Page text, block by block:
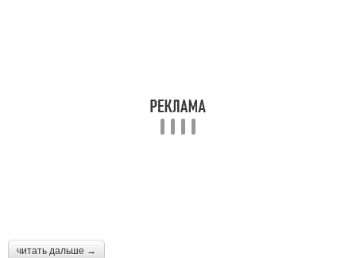
читать дальше →